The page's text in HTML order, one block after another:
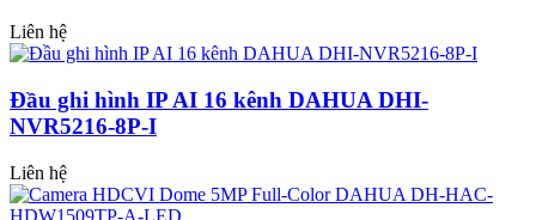
Liên hệ
Đầu ghi hình IP AI 16 kênh DAHUA DHI-
NVR5216-8P-I
Liên hệ